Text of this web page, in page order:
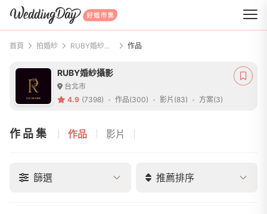
WeddingDay 好婚市集
首頁 拍婚紗 RUBY婚紗攝影 作品
RUBY婚紗攝影
台北市
4.9 (7398) 作品(300) 影片(83) 方案(3)
作品集 作品 影片
篩選 推薦排序